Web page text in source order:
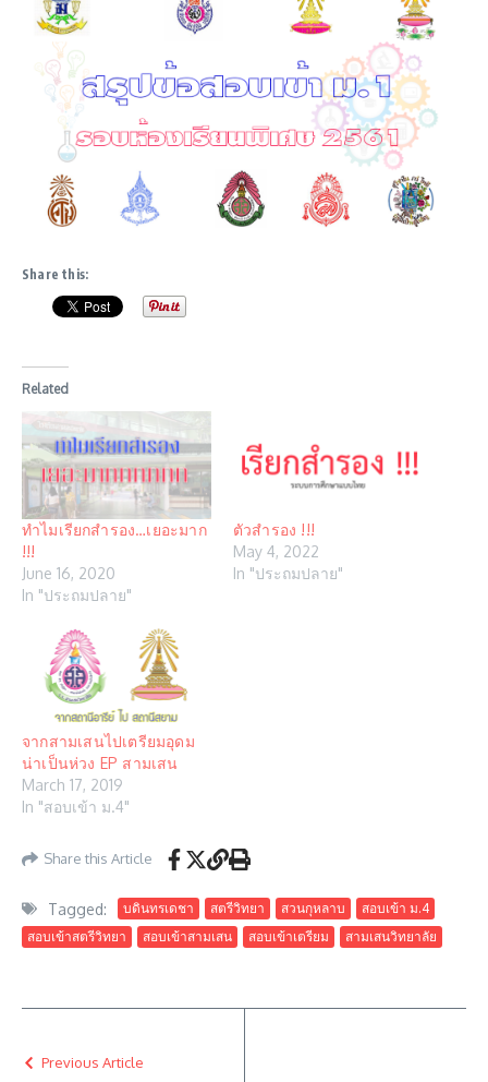
Share this:
Related
ทำไมเรียกสำรอง…เยอะมาก
!!!
June 16, 2020
In "ประถมปลาย"
ตัวสำรอง !!!
May 4, 2022
In "ประถมปลาย"
จากสามเสนไปเตรียมอุดม
น่าเป็นห่วง EP สามเสน
March 17, 2019
In "สอบเข้า ม.4"
Share this Article
Tagged: บดินทรเดชา สตรีวิทยา สวนกุหลาบ
สอบเข้า ม.4
สอบเข้าสตรีวิทยา
สอบเข้าสามเสน สอบเข้าเตรียม สามเสนวิทยาลัย
Previous Article